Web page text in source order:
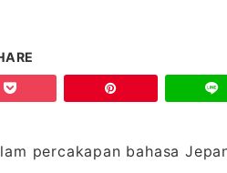
percakapan bahasa